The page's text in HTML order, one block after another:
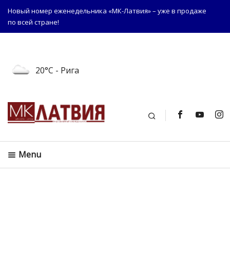
Новый номер еженедельника «МК-Латвия» – уже в продаже
по всей стране!
20°C - Рига
Поиск
Menu